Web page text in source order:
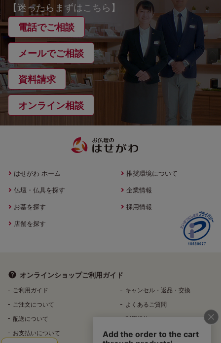
【迷ったらまずはこちら】
電話でご相談
メールでご相談
資料請求
オンライン相談
はせがわ ホーム
仏壇・仏具を探す
お墓を探す
店舗を探す
推奨環境について
企業情報
採用情報
オンラインショップご利用ガイド
ご利用ガイド
ご注文について
配送について
お支払いについて
キャンセル・返品・交換
よくあるご質問
利用規約
特定商取引法に基づく表記